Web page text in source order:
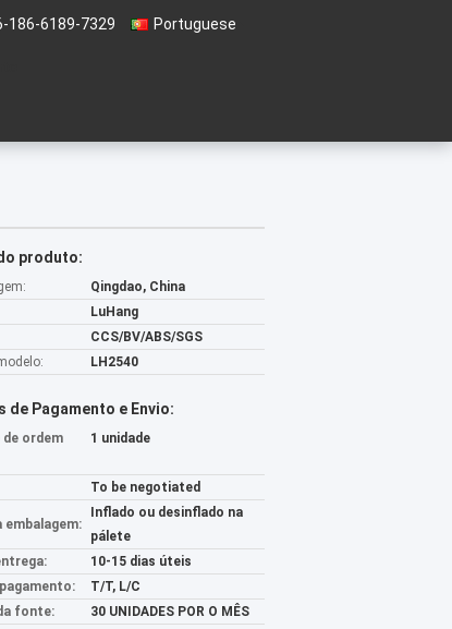
Portuguese
186-6189-7329
produto:
Qingdao, China
LuHang
CCS/BV/ABS/SGS
LH2540
de Pagamento e Envio:
de ordem
1 unidade
To be negotiated
embalagem:
Inflado ou desinflado na
pálete
10-15 dias úteis
T/T, L/C
fonte:
30 UNIDADES POR O MÊS